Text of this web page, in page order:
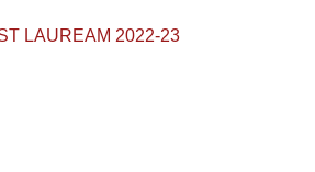
LAUREAM 2022-23